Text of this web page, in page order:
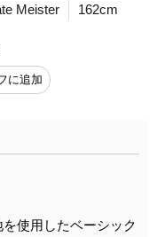
Meister 162cm
に追加
使用したベーシック